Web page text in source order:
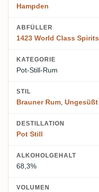
Hampden
ABFÜLLER
1423 World Class Spirits
KATEGORIE
Pot-Still-Rum
STIL
Brauner Rum, Ungesüßt
DESTILLATION
Pot Still
ALKOHOLGEHALT
68,3%
VOLUMEN